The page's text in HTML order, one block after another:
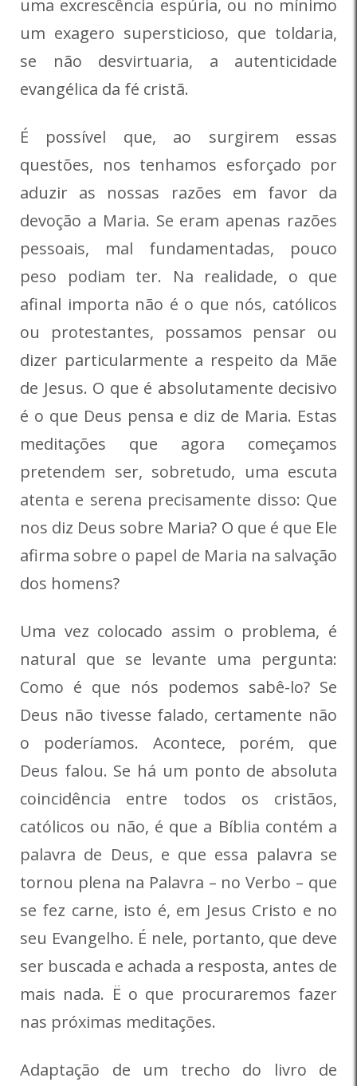
uma excrescência espúria, ou no mínimo
um exagero supersticioso, que toldaria,
se não desvirtuaria, a autenticidade
evangélica da fé cristã.
É possível que, ao surgirem essas
questões, nos tenhamos esforçado por
aduzir as nossas razões em favor da
devoção a Maria. Se eram apenas razões
pessoais, mal fundamentadas, pouco
peso podiam ter. Na realidade, o que
afinal importa não é o que nós, católicos
ou protestantes, possamos pensar ou
dizer particularmente a respeito da Mãe
de Jesus. O que é absolutamente decisivo
é o que Deus pensa e diz de Maria. Estas
meditações que agora começamos
pretendem ser, sobretudo, uma escuta
atenta e serena precisamente disso: Que
nos diz Deus sobre Maria? O que é que Ele
afirma sobre o papel de Maria na salvação
dos homens?
Uma vez colocado assim o problema, é
natural que se levante uma pergunta:
Como é que nós podemos sabê-lo? Se
Deus não tivesse falado, certamente não
o poderíamos. Acontece, porém, que
Deus falou. Se há um ponto de absoluta
coincidência entre todos os cristãos,
católicos ou não, é que a Bíblia contém a
palavra de Deus, e que essa palavra se
tornou plena na Palavra – no Verbo – que
se fez carne, isto é, em Jesus Cristo e no
seu Evangelho. É nele, portanto, que deve
ser buscada e achada a resposta, antes de
mais nada. Ë o que procuraremos fazer
nas próximas meditações.
Adaptação de um trecho do livro de